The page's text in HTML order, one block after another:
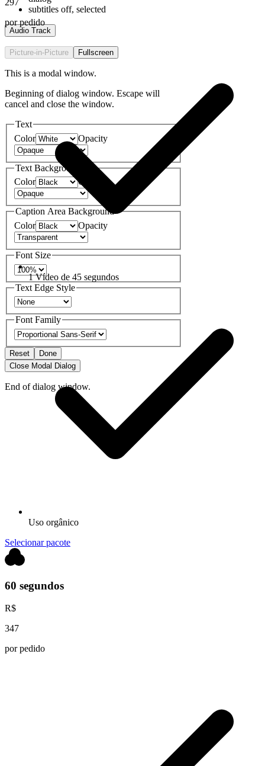
subtitles off, selected
Audio Track
Picture-in-Picture Fullscreen
This is a modal window.
Beginning of dialog window. Escape will
cancel and close the window.
Text
Color
Opacity
Text Background
Color
Opacity
Caption Area Background
Color
Opacity
Font Size
Text Edge Style
Font Family
Reset
Done
Close Modal Dialog
End of dialog window.
297
por pedido
1 Vídeo de 45 segundos
Uso orgânico
Selecionar pacote
60 segundos
R$
347
por pedido